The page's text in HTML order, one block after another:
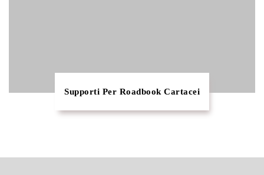
Supporti Per Roadbook Cartacei